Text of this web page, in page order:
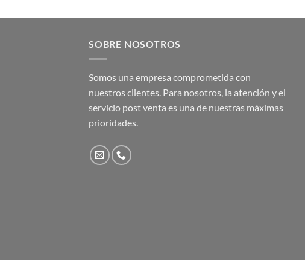
SOBRE NOSOTROS
Somos una empresa comprometida con
nuestros clientes. Para nosotros, la atención y el
servicio post venta es una de nuestras máximas
prioridades.